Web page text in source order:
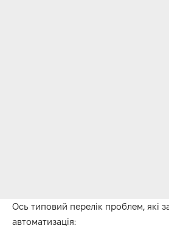
Ось типовий перелік проблем, які
автоматизація: